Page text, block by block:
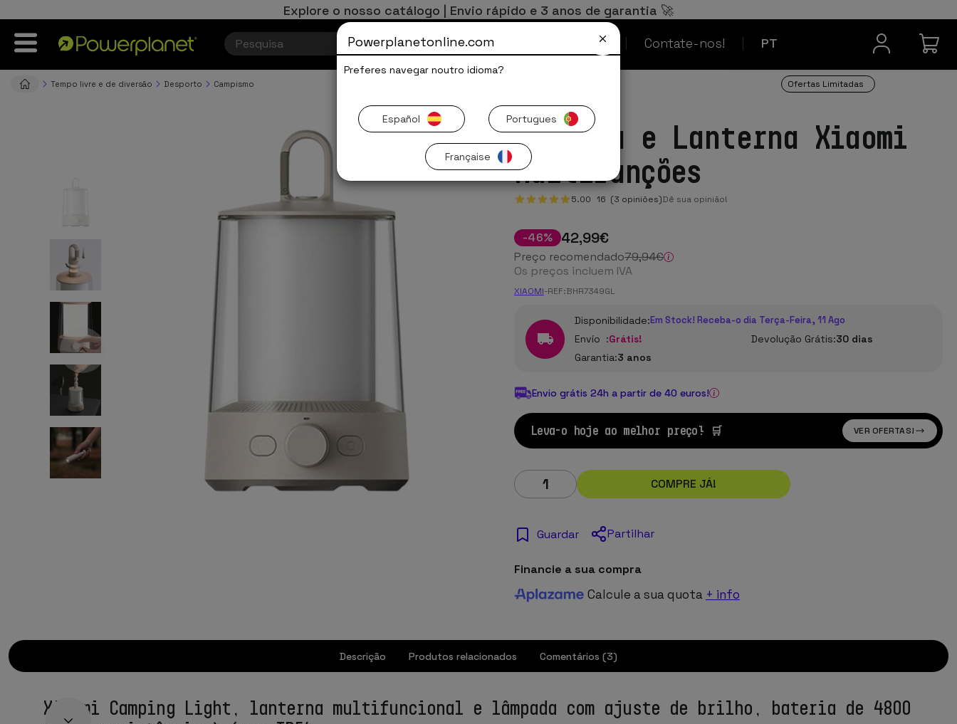
Explore o nosso catálogo | Envio rápido e 3 anos de garantia 🚀
PT
Ofertas Limitadas Contate-nos!
Contacto
Tempo livre e de diversão Desporto Campismo Ofertas Limitadas
Lâmpada e Lanterna Xiaomi
Multifunções
5.00 16 (3 opiniões)Dê sua opinião!
-46% 42,99€
Preço recomendado79,94€
Os preços incluem IVA
XIAOMI-REF:BHR7349GL
Disponibilidade:Em Stock! Receba-o dia Terça-Feira, 11 Ago
Envío :Grátis! Devolução Grátis:30 dias
Garantia:3 anos
Envio grátis 24h a partir de 40 euros!
Leva-o hoje ao melhor preço! 🛒 VER OFERTAS!
COMPRE JÁ!
Guardar Partilhar
Financie a sua compra
Calcule a sua quota + info
Descrição Produtos relacionados Comentários (3)
Xiaomi Camping Light, lanterna multifuncional e lâmpada com ajuste de brilho, bateria de 4800
Powerplanetonline.com
Preferes navegar noutro idioma?
Español Portugues
Française